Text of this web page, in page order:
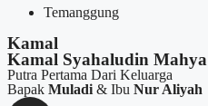
Temanggung
Kamal
Kamal Syahaludin Mahya
Putra Pertama Dari Keluarga
Bapak Muladi & Ibu Nur Aliyah